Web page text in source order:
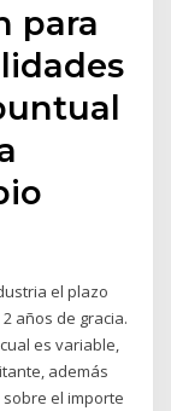
para
el plazo
años de gracia.
es variable,
además
el importe